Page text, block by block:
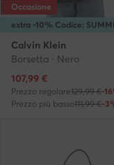
extra -10% Codice:
Occasione
Calvin Klein
Borsetta · Nero
Prezzo attuale
107,99 €
Prezzo regolare129,99 €-
Prezzo più basso111,99 €-